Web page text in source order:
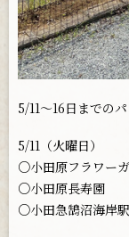
5/11〜16日までのパ
5/11（火曜日）
○小田原フラワー
○小田原長寿
○小田急鵠沼海岸